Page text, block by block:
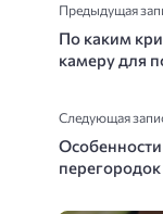
Предыдущая
По каким
камеру для
Следующая
перегородок